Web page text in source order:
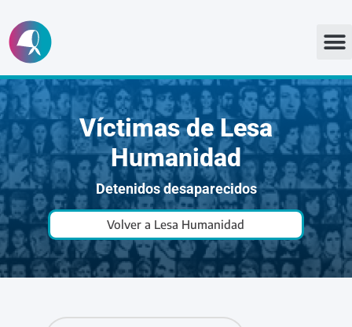
Ir
al
contenido
Víctimas de Lesa
Humanidad
Detenidos desaparecidos
Volver a Lesa Humanidad